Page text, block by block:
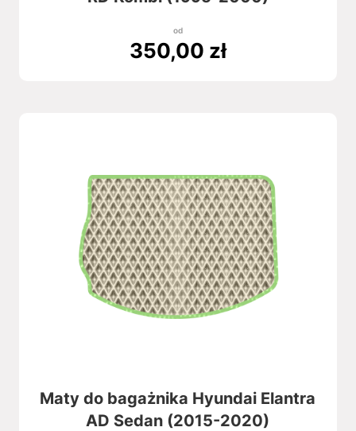
od
350,00 zł
Maty do bagażnika Hyundai Elantra
AD Sedan (2015-2020)